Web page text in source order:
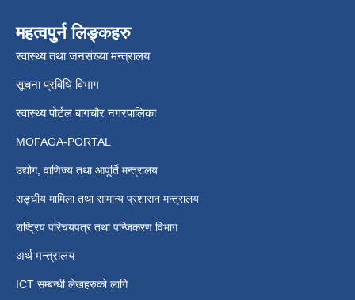
महत्वपुर्न लिङ्कहरु
स्वास्थ्य तथा जनसंख्या मन्त्रालय
सूचना प्रविधि विभाग
स्वास्थ्य पोर्टल बागचौर नगरपालिका
MOFAGA-PORTAL
उद्योग, वाणिज्य तथा आपूर्ति मन्त्रालय
सङ्घीय मामिला तथा सामान्य प्रशासन मन्त्रालय
राष्ट्रिय परिचयपत्र तथा पन्जिकरण विभाग
अर्थ मन्त्रालय
ICT सम्बन्धी लेखहरुको लागि